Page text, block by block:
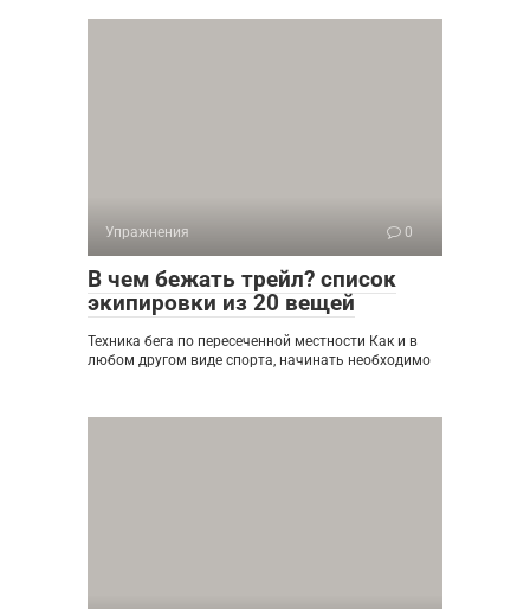
Упражнения 0
В чем бежать трейл? cписок
экипировки из 20 вещей
Техника бега по пересеченной местности Как и в
любом другом виде спорта, начинать необходимо